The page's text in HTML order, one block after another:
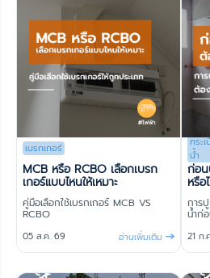
เบรกเกอร์
MCB หรือ RCBO เลือกเบรก
เกอร์แบบไหนให้เหมาะ
คู่มือเลือกใช้เบรกเกอร์ MCB VS
RCBO
05 ส.ค. 69 อ่านเพิ่มเติม
กระ
น้ำ
ก่อน
หรือ
การ
น้ำก่
21 ก.